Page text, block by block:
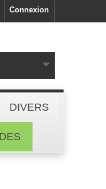
Connexion
DIVERS